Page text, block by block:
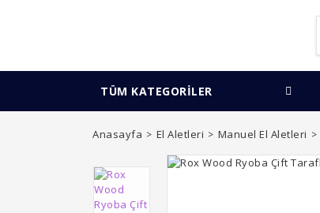
TÜM KATEGORİLER
Anasayfa El Aletleri Manuel El Aletleri